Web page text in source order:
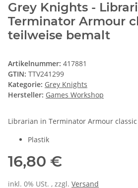
Grey Knights -
Terminator Armour
teilweise bemalt
Artikelnummer: 417881
GTIN: TTV241299
Kategorie: Grey Knights
Hersteller: Games Workshop
Librarian in Terminator Armour classic
Plastik
16,80 €
inkl. 0% USt. , zzgl. Versand